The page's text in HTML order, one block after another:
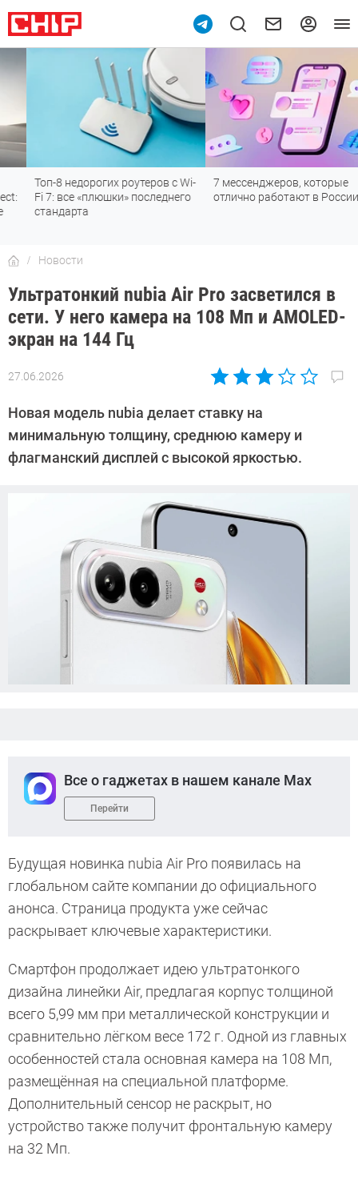
Топ-8 недорогих роутеров с Wi-
Fi 7: все «плюшки» последнего
стандарта
7 мессенджеров, которые
отлично работают в России
Новости
Ультратонкий nubia Air Pro засветился в
сети. У него камера на 108 Мп и AMOLED-
экран на 144 Гц
27.06.2026
Автор:
Довлатова
Новая модель nubia делает ставку на
минимальную толщину, среднюю камеру и
флагманский дисплей с высокой яркостью.
Все о гаджетах в нашем канале Max
Перейти
Будущая новинка nubia Air Pro появилась на
глобальном сайте компании до официального
анонса. Страница продукта уже сейчас
раскрывает ключевые характеристики.
Смартфон продолжает идею ультратонкого
дизайна линейки Air, предлагая корпус толщиной
всего 5,99 мм при металлической конструкции и
сравнительно лёгком весе 172 г. Одной из главных
особенностей стала основная камера на 108 Мп,
размещённая на специальной платформе.
Дополнительный сенсор не раскрыт, но
устройство также получит фронтальную камеру
на 32 Мп.